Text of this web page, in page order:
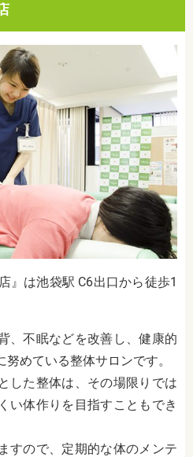
』は池袋駅 C6出口から徒歩1
、不眠などを改善し、健康的
めている整体サロンです。
した整体は、その場限りでは
い体作りを目指すこともでき
すので、定期的な体のメンテ